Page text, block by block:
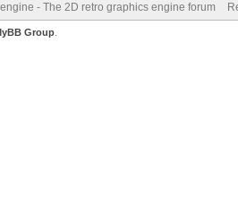
- The 2D retro graphics engine forum
Group